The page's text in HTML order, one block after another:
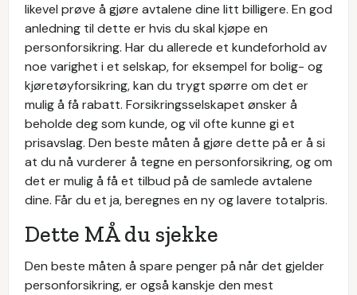
likevel prøve å gjøre avtalene dine litt billigere. En god
anledning til dette er hvis du skal kjøpe en
personforsikring. Har du allerede et kundeforhold av
noe varighet i et selskap, for eksempel for bolig- og
kjøretøyforsikring, kan du trygt spørre om det er
mulig å få rabatt. Forsikringsselskapet ønsker å
beholde deg som kunde, og vil ofte kunne gi et
prisavslag. Den beste måten å gjøre dette på er å si
at du nå vurderer å tegne en personforsikring, og om
det er mulig å få et tilbud på de samlede avtalene
dine. Får du et ja, beregnes en ny og lavere totalpris.
Dette MÅ du sjekke
Den beste måten å spare penger på når det gjelder
personforsikring, er også kanskje den mest